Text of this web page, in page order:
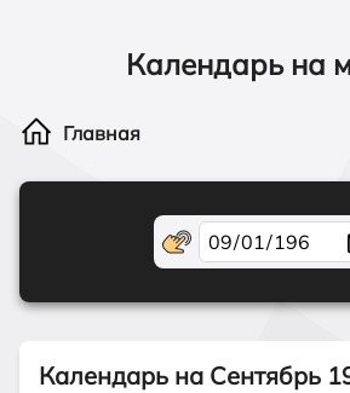
Календарь на
Календарь на Сентябрь